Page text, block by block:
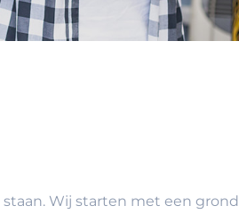
Wij starten met een